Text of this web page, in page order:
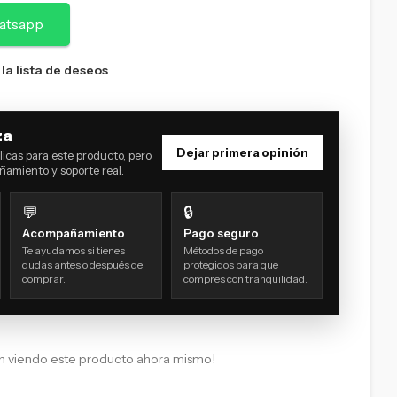
lista de deseos
para este producto, pero
y soporte real.
Dejar primera opinión
💬
Acompañamiento
Te ayudamos si tienes
dudas antes o después de
comprar.
🔒
Pago seguro
Métodos de pago
protegidos para que
compres con tranquilidad.
viendo este producto ahora mismo!